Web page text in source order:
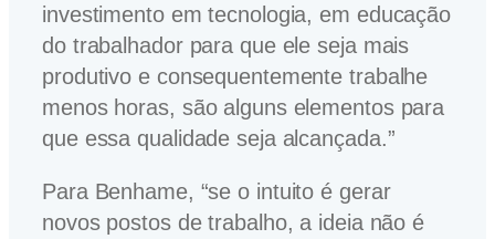
investimento em tecnologia, em educação
do trabalhador para que ele seja mais
produtivo e consequentemente trabalhe
menos horas, são alguns elementos para
que essa qualidade seja alcançada.”
Para Benhame, “se o intuito é gerar
novos postos de trabalho, a ideia não é